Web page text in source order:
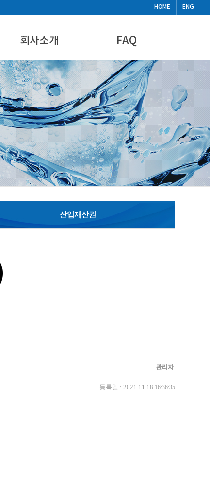
HOME ENG
회사소개
CEO인사말
기업현황
찾아오시는길
FAQ
FAQ
비디오
뉴스&공지사항
산업재산권
관리자
등록일 : 2021.11.18 16:36:35